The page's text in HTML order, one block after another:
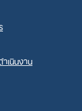
เนินงาน